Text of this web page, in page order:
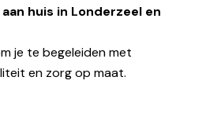
huis in Londerzeel en
je te begeleiden met
en zorg op maat.